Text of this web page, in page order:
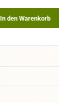
In den Warenkorb